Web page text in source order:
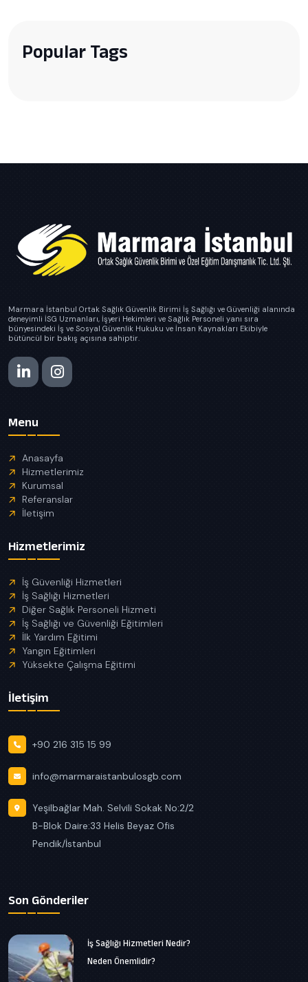
Popular Tags
Marmara İstanbul Ortak Sağlık Güvenlik Birimi İş Sağlığı ve Güvenliği alanında
deneyimli İSG Uzmanları, İşyeri Hekimleri ve Sağlık Personeli yanı sıra
bünyesindeki İş ve Sosyal Güvenlik Hukuku ve İnsan Kaynakları Ekibiyle
bütüncül bir bakış açısına sahiptir.
Menu
Anasayfa
Hizmetlerimiz
Kurumsal
Referanslar
İletişim
Hizmetlerimiz
İş Güvenliği Hizmetleri
İş Sağlığı Hizmetleri
Diğer Sağlık Personeli Hizmeti
İş Sağlığı ve Güvenliği Eğitimleri
İlk Yardım Eğitimi
Yangın Eğitimleri
Yüksekte Çalışma Eğitimi
İletişim
+90 216 315 15 99
info@marmaraistanbulosgb.com
Yeşilbağlar Mah. Selvili Sokak No:2/2
B-Blok Daire:33 Helis Beyaz Ofis
Pendik/İstanbul
Son Gönderiler
İş Sağlığı Hizmetleri Nedir?
Neden Önemlidir?